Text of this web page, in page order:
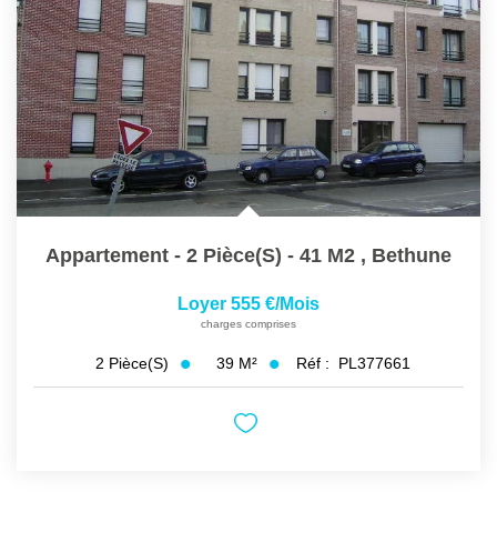
Appartement - 2 Pièce(s) - 41 M2 , Bethune
Loyer 555 €/mois
charges comprises
2 Pièce(s) 39 M² Réf : PL377661